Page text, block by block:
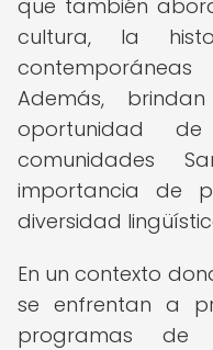
que también
cultura, la
Además,
oportunidad
comunidades
importancia de
diversidad
En un contexto
se enfrentan a
programas de